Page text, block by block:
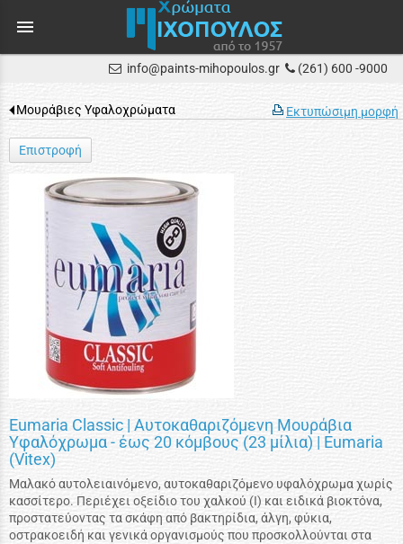
menu
info@paints-mihopoulos.gr (261) 600 -9000
Εκτυπώσιμη μορφή
Μουράβιες Υφαλοχρώματα
Επιστροφή
Eumaria Classic | Αυτοκαθαριζόμενη Μουράβια
Υφαλόχρωμα - έως 20 κόμβους (23 μίλια) | Eumaria
(Vitex)
Μαλακό αυτολειαινόμενο, αυτοκαθαριζόμενο υφαλόχρωμα χωρίς
κασσίτερο. Περιέχει οξείδιο του χαλκού (Ι) και ειδικά βιοκτόνα,
προστατεύοντας τα σκάφη από βακτηρίδια, άλγη, φύκια,
οστρακοειδή και γενικά οργανισμούς που προσκολλούνται στα